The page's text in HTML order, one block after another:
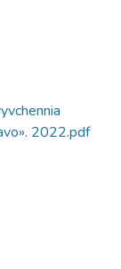
2022.pdf